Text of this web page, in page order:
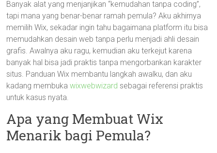
Banyak alat yang menjanjikan “kemudahan tanpa coding”,
tapi mana yang benar-benar ramah pemula? Aku akhirnya
memilih Wix, sekadar ingin tahu bagaimana platform itu bisa
memudahkan desain web tanpa perlu menjadi ahli desain
grafis. Awalnya aku ragu, kemudian aku terkejut karena
banyak hal bisa jadi praktis tanpa mengorbankan karakter
situs. Panduan Wix membantu langkah awalku, dan aku
kadang membukawixwebwizard sebagai referensi praktis
untuk kasus nyata.
Apa yang Membuat Wix
Menarik bagi Pemula?